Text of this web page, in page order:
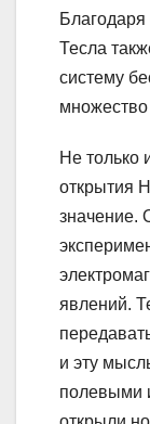
Благодаря
Тесла
систему
множество
Не только
открытия
значение.
явлений.
и эту
полевыми